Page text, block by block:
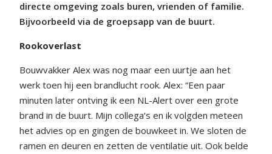
directe omgeving zoals buren, vrienden of familie.
Bijvoorbeeld via de groepsapp van de buurt.
Rookoverlast
Bouwvakker Alex was nog maar een uurtje aan het
werk toen hij een brandlucht rook. Alex: “Een paar
minuten later ontving ik een NL-Alert over een grote
brand in de buurt. Mijn collega’s en ik volgden meteen
het advies op en gingen de bouwkeet in. We sloten de
ramen en deuren en zetten de ventilatie uit. Ook belde